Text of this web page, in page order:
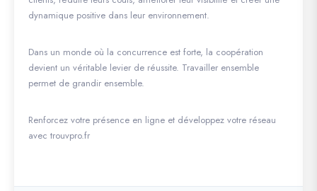
dynamique positive dans leur environnement.
Dans un monde où la concurrence est forte, la coopération
devient un véritable levier de réussite. Travailler ensemble
permet de grandir ensemble.
Renforcez votre présence en ligne et développez votre réseau
avec trouvpro.fr